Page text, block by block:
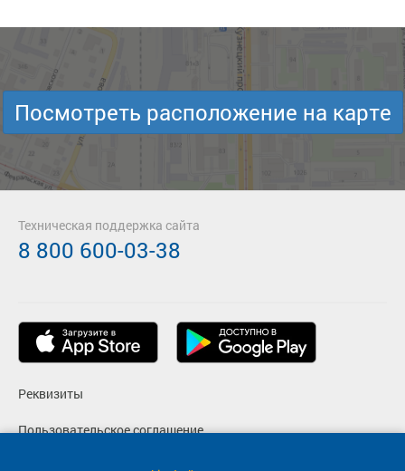
Посмотреть расположение на карте
Реквизиты
Пользовательское соглашение
Политика конфиденциальности
Техническая поддержка сайта
8 800 600-03-38